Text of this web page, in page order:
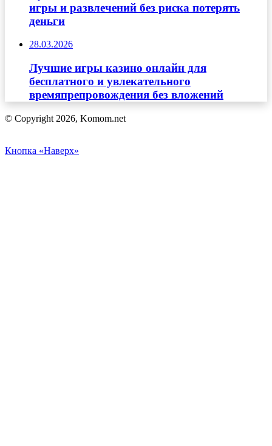
игры и развлечений без риска потерять
деньги
28.03.2026
Лучшие игры казино онлайн для
бесплатного и увлекательного
времяпрепровождения без вложений
© Copyright 2026, Komom.net
Кнопка «Наверх»